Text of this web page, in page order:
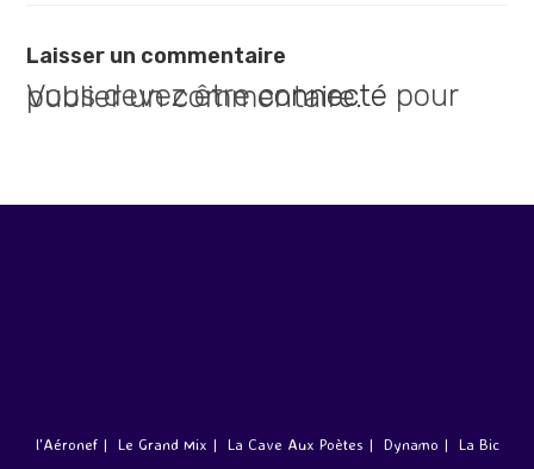
Laisser un commentaire
Vous devez êtreconnecté
pour publier un commentaire.
l’Aéronef Le Grand Mix La Cave Aux Poètes Dynamo La Bic